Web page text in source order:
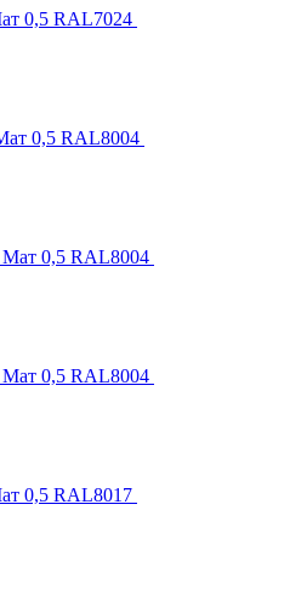
0,5 RAL7024
0,5 RAL8004
0,5 RAL8004
0,5 RAL8004
0,5 RAL8017